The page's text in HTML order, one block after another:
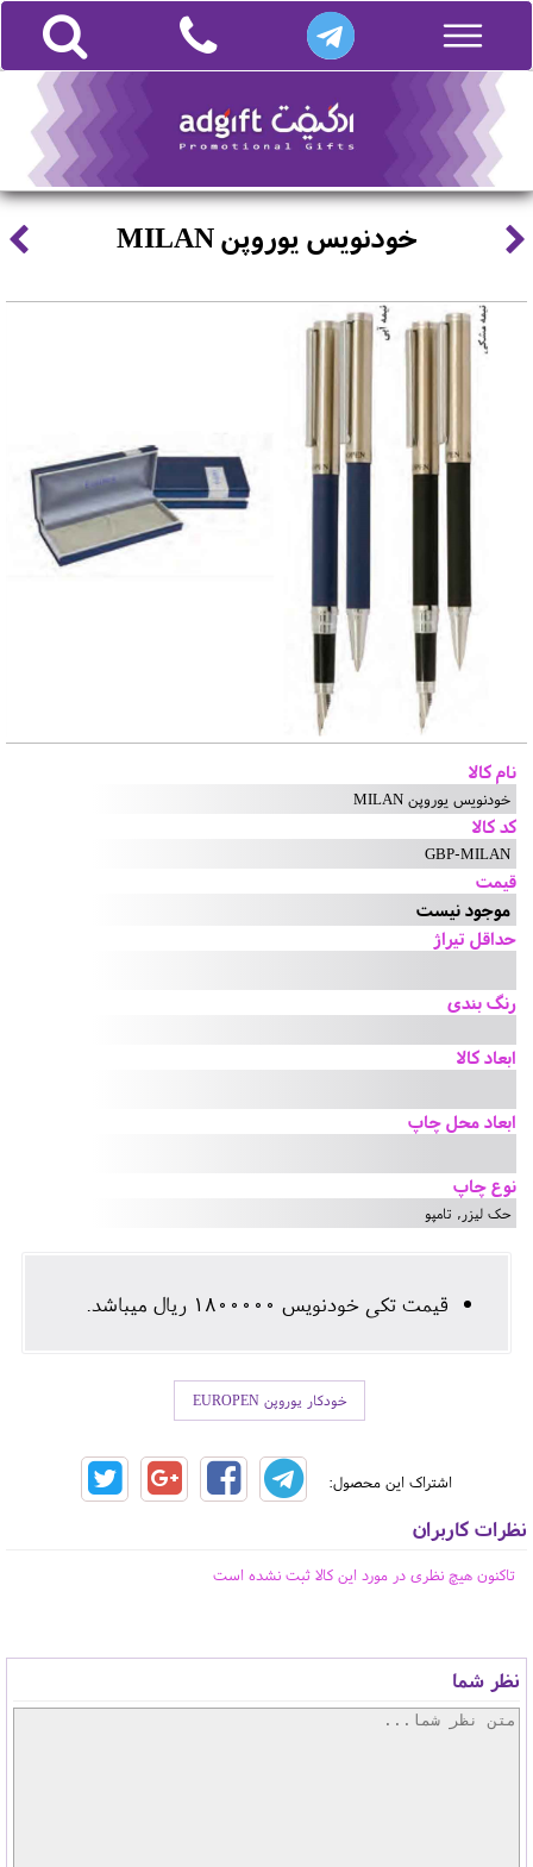
خودنویس یوروپن MILAN
نام کالا
خودنویس یوروپن MILAN
کد کالا
GBP-MILAN
قیمت
موجود نیست
حداقل تیراژ
رنگ بندی
ابعاد کالا
ابعاد محل چاپ
نوع چاپ
حک لیزر, تامپو
قیمت تکی خودنویس 1800000 ریال میباشد.
خودکار یوروپن EUROPEN
اشتراک این محصول:
نظرات کاربران
تاکنون هیچ نظری در مورد این کالا ثبت نشده است
نظر شما